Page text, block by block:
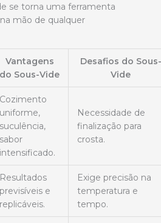
se torna uma ferramenta
mão de qualquer
Vantagens
do Sous-Vide
Desafios do Sous-
Vide
Cozimento
uniforme,
suculência,
sabor
intensificado.
Necessidade de
finalização para
crosta.
Resultados
previsíveis e
replicáveis.
Exige precisão na
temperatura e
tempo.